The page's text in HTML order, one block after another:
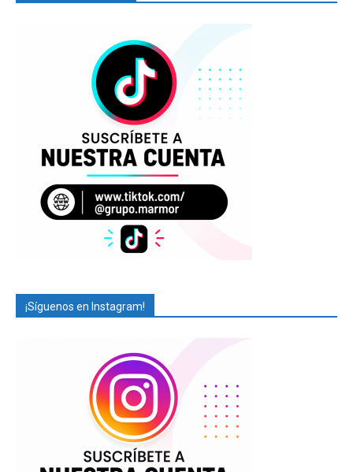
¡Síguenos en Instagram!